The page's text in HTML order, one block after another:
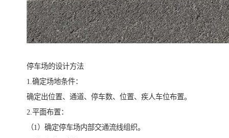
停车场的设计方法
1.确定场地条件：
确定出位置、通道、停车数、位置、疾人车位布置。
2.平面布置：
（1）确定停车场内部交通流线组织。